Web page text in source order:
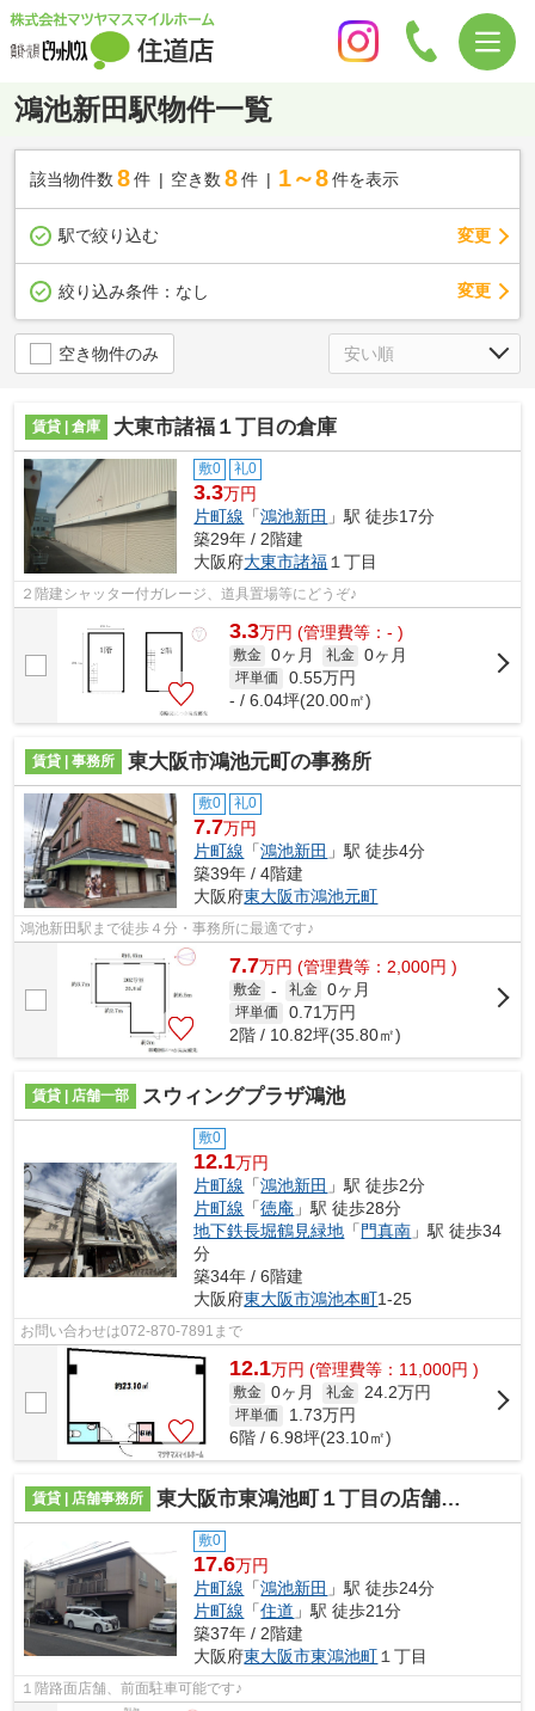
鴻池新田駅物件一覧
該当物件数 8件 空き数 8 件 1～8 件を表示
駅で絞り込む 変更
絞り込み条件： なし 変更
空き物件のみ
賃貸 | 倉庫 大東市諸福１丁目の倉庫
敷0 礼0
3.3万円
片町線 「鴻池新田 」駅 徒歩17分
築29年 / 2階建
大阪府大東市諸福１丁目
２階建シャッター付ガレージ、道具置場等にどうぞ♪
3.3万円 (管理費等：- )
敷金 0ヶ月 礼金 0ヶ月
坪単価 0.55万円
- / 6.04坪(20.00㎡)
賃貸 | 事務所 東大阪市鴻池元町の事務所
敷0 礼0
7.7万円
片町線 「鴻池新田 」駅 徒歩4分
築39年 / 4階建
大阪府東大阪市鴻池元町
鴻池新田駅まで徒歩４分・事務所に最適です♪
7.7万円 (管理費等：2,000円 )
敷金 - 礼金 0ヶ月
坪単価 0.71万円
2階 / 10.82坪(35.80㎡)
賃貸 | 店舗一部 スウィングプラザ鴻池
敷0
12.1万円
片町線 「鴻池新田 」駅 徒歩2分
片町線 「徳庵 」駅 徒歩28分
地下鉄長堀鶴見緑地 「 門真南 」駅 徒歩34
分
築34年 / 6階建
大阪府東大阪市鴻池本町1-25
お問い合わせは072-870-7891まで
12.1万円 (管理費等：11,000円 )
敷金 0ヶ月 礼金 24.2万円
坪単価 1.73万円
6階 / 6.98坪(23.10㎡)
賃貸 | 店舗事務所 東大阪市東鴻池町１丁目の店舗事務所
敷0
17.6万円
片町線 「鴻池新田 」駅 徒歩24分
片町線 「住道 」駅 徒歩21分
築37年 / 2階建
大阪府東大阪市東鴻池町 １丁目
１階路面店舗、前面駐車可能です♪